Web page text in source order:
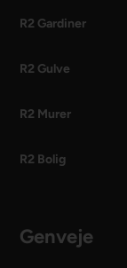
R2 Gardiner
R2 Gulve
R2 Murer
R2 Bolig
Genveje